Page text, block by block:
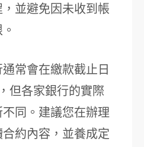
並避免因未收到帳
常會在繳款截止日
但各家銀行的實際
同。建議您在辦理
約內容，並養成定